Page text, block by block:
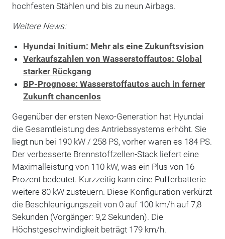
hochfesten Stählen und bis zu neun Airbags.
Weitere News:
Hyundai Initium: Mehr als eine Zukunftsvision
Verkaufszahlen von Wasserstoffautos: Global
starker Rückgang
BP-Prognose: Wasserstoffautos auch in ferner
Zukunft chancenlos
Gegenüber der ersten Nexo-Generation hat Hyundai
die Gesamtleistung des Antriebssystems erhöht. Sie
liegt nun bei 190 kW / 258 PS, vorher waren es 184 PS.
Der verbesserte Brennstoffzellen-Stack liefert eine
Maximalleistung von 110 kW, was ein Plus von 16
Prozent bedeutet. Kurzzeitig kann eine Pufferbatterie
weitere 80 kW zusteuern. Diese Konfiguration verkürzt
die Beschleunigungszeit von 0 auf 100 km/h auf 7,8
Sekunden (Vorgänger: 9,2 Sekunden). Die
Höchstgeschwindigkeit beträgt 179 km/h.